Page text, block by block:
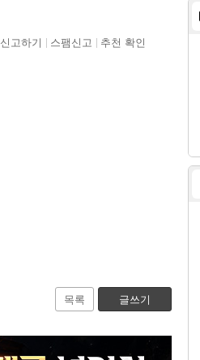
신고하기 스팸신고 추천 확인
목록 글쓰기